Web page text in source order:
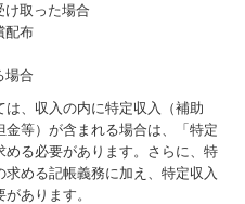
け取った場合
配布
場合
は、収入の内に特定収入（補助
等）が含まれる場合は、「特定
る必要があります。さらに、特
める記帳義務に加え、特定収入
あります。